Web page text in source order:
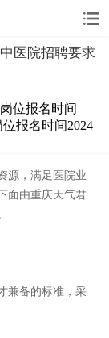
医院招聘要求
位报名时间
位报名时间2024
源，满足医院业
面由重庆天气君
兼备的标准，采